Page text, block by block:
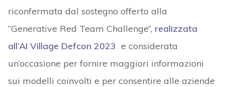
riconfermata dal sostegno offerto alla
“Generative Red Team Challenge”, realizzata
all’AI Village Defcon 2023 e considerata
un’occasione per fornire maggiori informazioni
sui modelli coinvolti e per consentire alle aziende